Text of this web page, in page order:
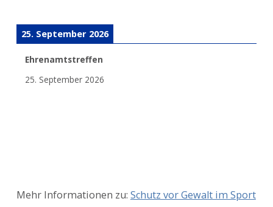
25. September 2026
Ehrenamtstreffen
25. September 2026
Mehr Informationen zu: Schutz vor Gewalt im Sport